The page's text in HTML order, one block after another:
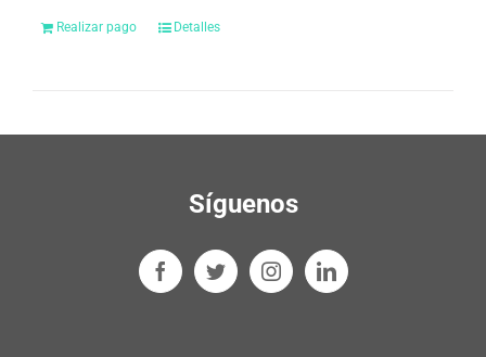
Realizar pago Detalles
Síguenos